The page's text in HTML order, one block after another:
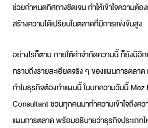
ช่วยกำหนดทิศทางชัดเจน ทำให้เข้าใจความต้อ
สร้างความได้เปรียบในตลาดที่มีการแข่งขันสูง
อย่างไรก็ตาม ภายใต้คำจำกัดความนี้ ก็ยังมีอี
ทราบถึงรายละเอียดจริง ๆ ของแผนการตลาด
ทำไมธุรกิจต้องทำแผนนี้ ในบทความวันนี้ Maz
Consultant ชวนทุกคนมาทำความเข้าใจถึงค
แผนการตลาด พร้อมอธิบายว่าธุรกิจประเภท